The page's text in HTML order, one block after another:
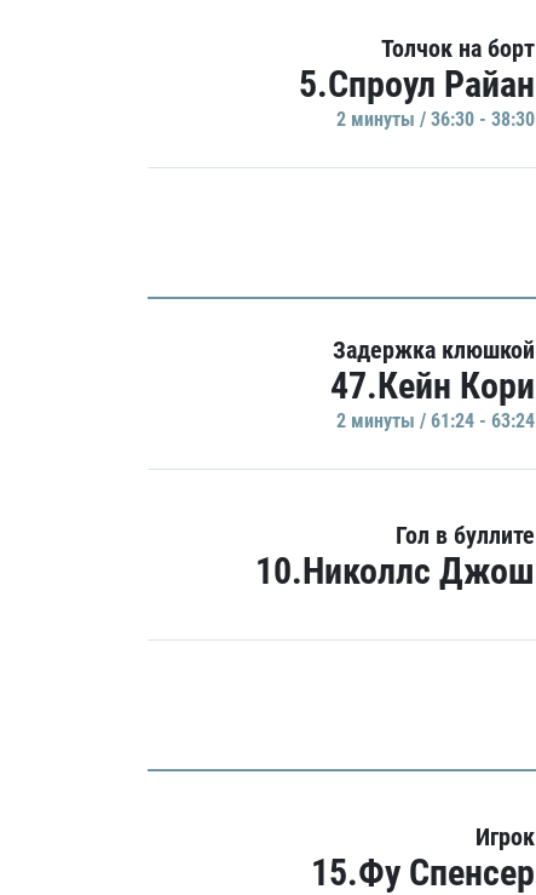
Толчок на борт
5.Спроул Райан
2 минуты / 36:30 - 38:30
Задержка клюшкой
47.Кейн Кори
2 минуты / 61:24 - 63:24
Гол в буллите
10.Николлс Джош
Игрок
15.Фу Спенсер